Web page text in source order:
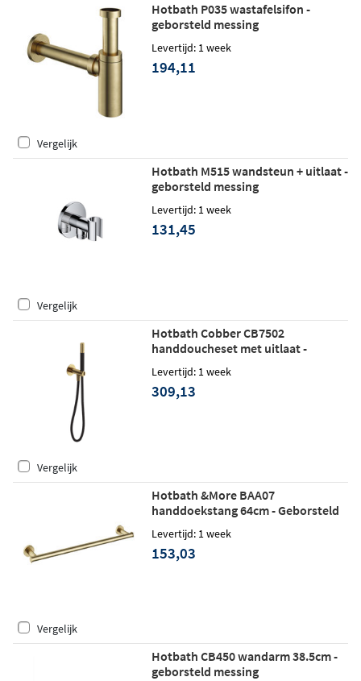
Hotbath P035 wastafelsifon -
geborsteld messing
Levertijd: 1 week
194,11
Vergelijk
Hotbath M515 wandsteun + uitlaat -
geborsteld messing
Levertijd: 1 week
131,45
Vergelijk
Hotbath Cobber CB7502
handdoucheset met uitlaat -
Levertijd: 1 week
309,13
Vergelijk
Hotbath &More BAA07
handdoekstang 64cm - Geborsteld
Levertijd: 1 week
153,03
Vergelijk
Hotbath CB450 wandarm 38.5cm -
geborsteld messing